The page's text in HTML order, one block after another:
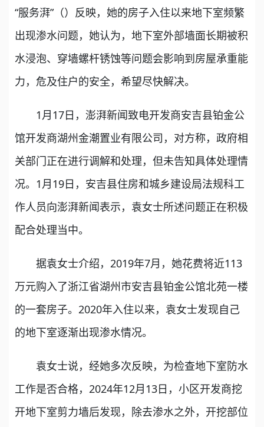
“服务湃”（）反映，她的房子入住以来地下室频繁
出现渗水问题，她认为，地下室外部墙面长期被积
水浸泡、穿墙螺杆锈蚀等问题会影响到房屋承重能
力，危及住户的安全，希望尽快解决。
1月17日，澎湃新闻致电开发商安吉县铂金公
馆开发商湖州金潮置业有限公司，对方称，政府相
关部门正在进行调解和处理，但未告知具体处理情
况。1月19日，安吉县住房和城乡建设局法规科工
作人员向澎湃新闻表示，袁女士所述问题正在积极
配合处理当中。
据袁女士介绍，2019年7月，她花费将近113
万元购入了浙江省湖州市安吉县铂金公馆北苑一楼
的一套房子。2020年入住以来，袁女士发现自己
的地下室逐渐出现渗水情况。
袁女士说，经她多次反映，为检查地下室防水
工作是否合格，2024年12月13日，小区开发商挖
开地下室剪力墙后发现，除去渗水之外，开挖部位